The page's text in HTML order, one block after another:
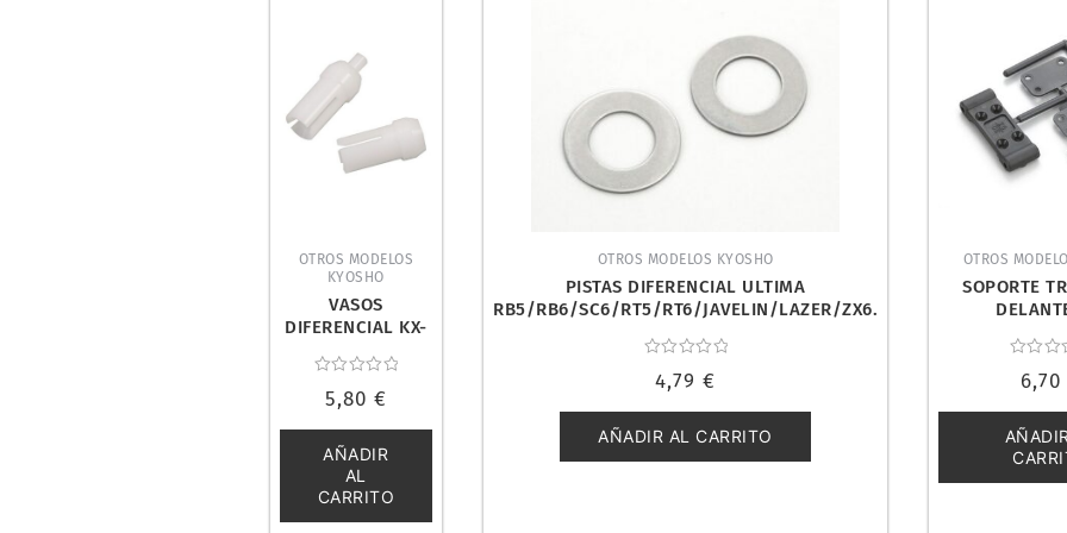
OTROS MODELOS
KYOSHO
VASOS
DIFERENCIAL KX-
KX009
con
de
5,80 €
AÑADIR
AL
CARRITO
OTROS MODELOS KYOSHO
PISTAS DIFERENCIAL ULTIMA
RB5/RB6/SC6/RT5/RT6/JAVELIN/LAZER/ZX6.
con
de
5
4,79€
AÑADIR AL CARRITO
OTROS
SOPORTE
R.
con
de
5